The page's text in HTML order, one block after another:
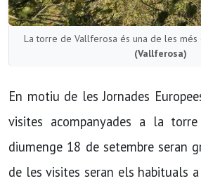
La torre de Vallferosa és una de les més
(Vallferosa)
En motiu de les Jornades
visites acompanyades a la
diumenge 18 de setembre seran
de les visites seran els habituals